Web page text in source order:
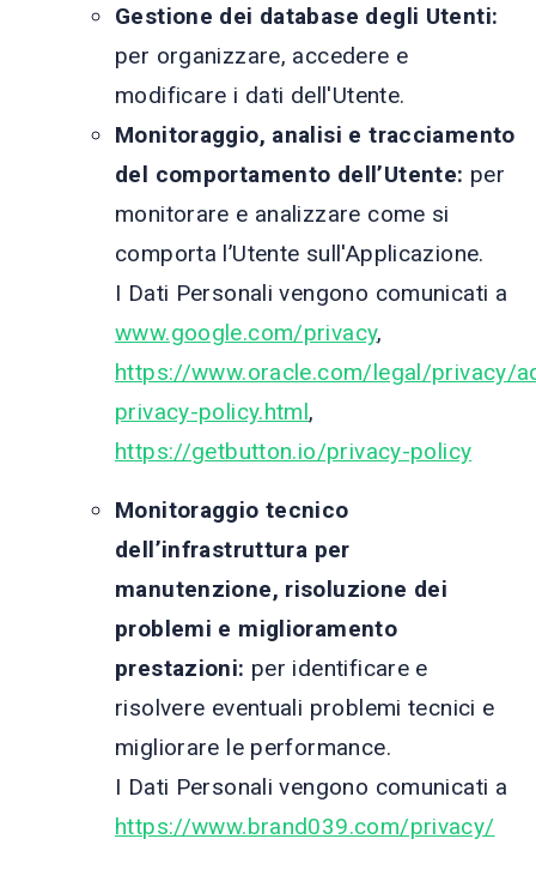
Gestione dei database degli Utenti:
per organizzare, accedere e
modificare i dati dell'Utente.
Monitoraggio, analisi e tracciamento
del comportamento dell’Utente: per
monitorare e analizzare come si
comporta l’Utente sull'Applicazione.
I Dati Personali vengono comunicati a
www.google.com/privacy,
https://www.oracle.com/legal/privacy/
privacy-policy.html,
https://getbutton.io/privacy-policy
Monitoraggio tecnico
dell’infrastruttura per
manutenzione, risoluzione dei
problemi e miglioramento
prestazioni: per identificare e
risolvere eventuali problemi tecnici e
migliorare le performance.
I Dati Personali vengono comunicati a
https://www.brand039.com/privacy/